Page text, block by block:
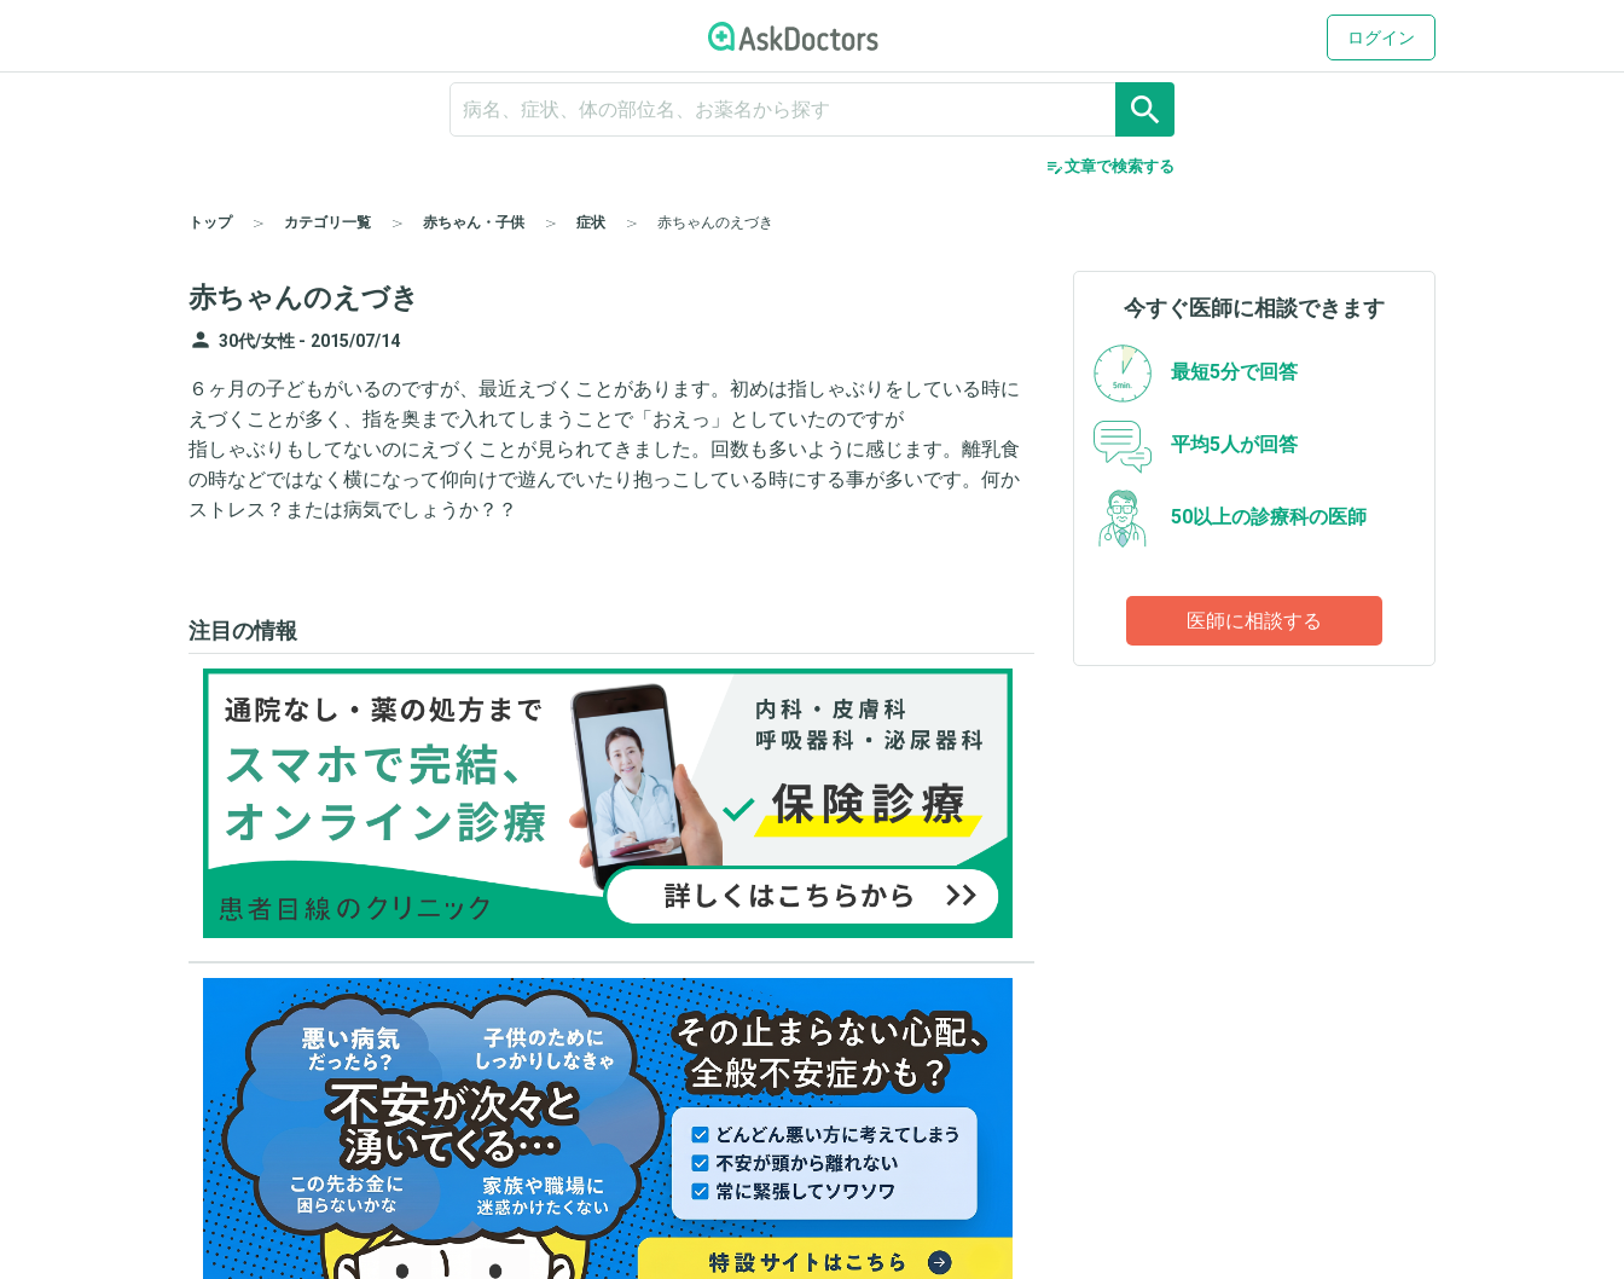
ログイン
search
edit_note文章で検索する
トップ カテゴリ一覧 赤ちゃん・子供 症状 赤ちゃんのえづき
赤ちゃんのえづき
person 30代/女性 - 2015/07/14
６ヶ月の子どもがいるのですが、最近えづくことがあります。初めは指しゃぶりをしている時に
えづくことが多く、指を奥まで入れてしまうことで「おえっ」としていたのですが
指しゃぶりもしてないのにえづくことが見られてきました。回数も多いように感じます。離乳食
の時などではなく横になって仰向けで遊んでいたり抱っこしている時にする事が多いです。何か
ストレス？または病気でしょうか？？
注目の情報
今すぐ医師に相談できます
最短5分で回答
平均5人が回答
50以上の診療科の医師
医師に相談する